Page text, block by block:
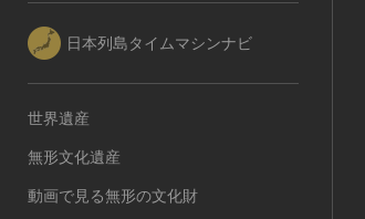
日本列島タイムマシンナビ
世界遺産
無形文化遺産
動画で見る無形の文化財